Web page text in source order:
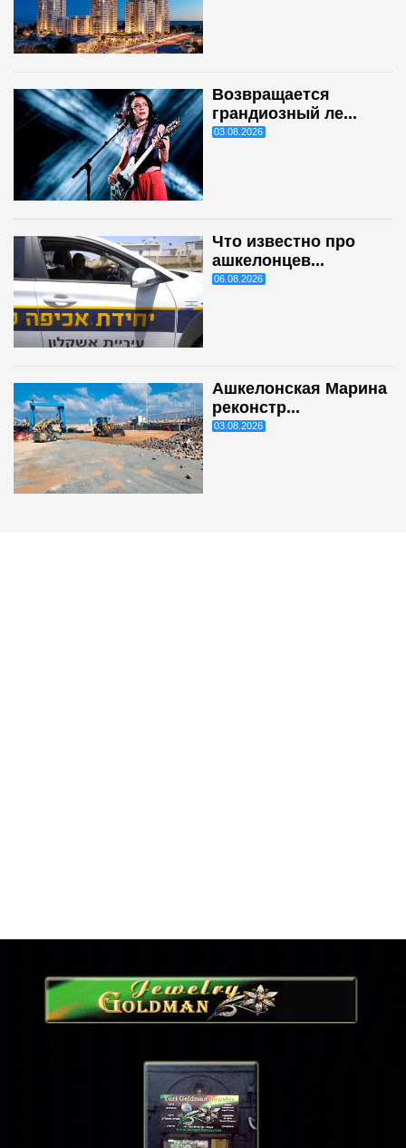
Возвращается
грандиозный ле...
03.08.2026
Что известно про
ашкелонцев...
06.08.2026
Ашкелонская Марина
реконстр...
03.08.2026